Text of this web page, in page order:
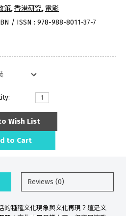
策,香港研究, 電影
/ ISSN : 978-988-8011-37-7
Wish List
to Cart
Reviews (0)
的種種文化現象與文化再現？這是文